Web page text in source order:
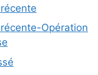
Opération